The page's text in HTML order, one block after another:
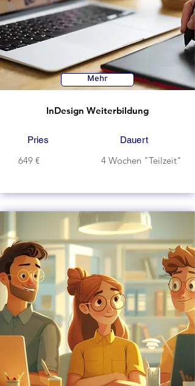
Mehr
InDesign Weiterbildung
Pries
649 €
Dauert
4 Wochen "Teilzeit"